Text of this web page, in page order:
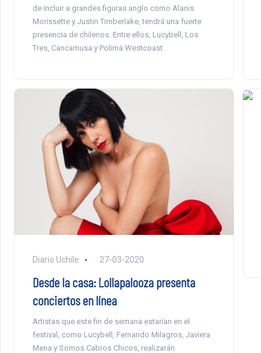
de incluir a grandes figuras anglo como Alanis
Morissette y Justin Timberlake, tendrá una fuerte
presencia de chilenos. Entre ellos, Lucybell, Los
Tres, Cancamusa y Polimá Westcoast.
Diario Uchile 27-03-2020
Desde la casa: Lollapalooza presenta
conciertos en línea
Artistas que este fin de semana estarían en el
festival, como Lucybell, Fernando Milagros, Javiera
Mena y Somos Cabros Chicos, realizarán